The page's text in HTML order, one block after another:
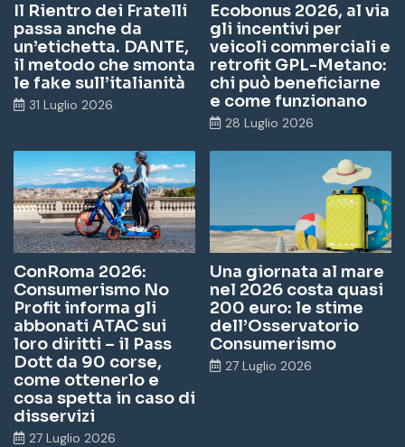
Il Rientro dei Fratelli
passa anche da
un’etichetta. DANTE,
il metodo che smonta
le fake sull’italianità
31 Luglio 2026
Ecobonus 2026, al via
gli incentivi per
veicoli commerciali e
retrofit GPL-Metano:
chi può beneficiarne
e come funzionano
28 Luglio 2026
ConRoma 2026:
Consumerismo No
Profit informa gli
abbonati ATAC sui
loro diritti – il Pass
Dott da 90 corse,
come ottenerlo e
cosa spetta in caso di
disservizi
27 Luglio 2026
Una giornata al mare
nel 2026 costa quasi
200 euro: le stime
dell’Osservatorio
Consumerismo
27 Luglio 2026